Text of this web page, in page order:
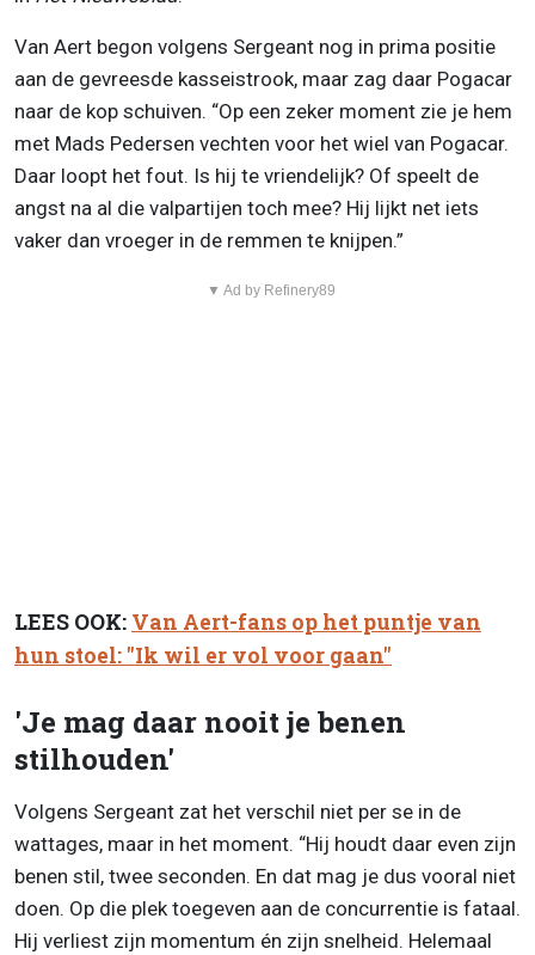
Van Aert begon volgens Sergeant nog in prima positie
aan de gevreesde kasseistrook, maar zag daar Pogacar
naar de kop schuiven. “Op een zeker moment zie je hem
met Mads Pedersen vechten voor het wiel van Pogacar.
Daar loopt het fout. Is hij te vriendelijk? Of speelt de
angst na al die valpartijen toch mee? Hij lijkt net iets
vaker dan vroeger in de remmen te knijpen.”
▼ Ad by Refinery89
LEES OOK: Van Aert-fans op het puntje van
hun stoel: "Ik wil er vol voor gaan"
'Je mag daar nooit je benen
stilhouden'
Volgens Sergeant zat het verschil niet per se in de
wattages, maar in het moment. “Hij houdt daar even zijn
benen stil, twee seconden. En dat mag je dus vooral niet
doen. Op die plek toegeven aan de concurrentie is fataal.
Hij verliest zijn momentum én zijn snelheid. Helemaal